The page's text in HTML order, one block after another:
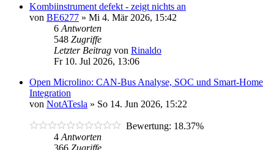
Kombiinstrument defekt - zeigt nichts an
von BE6277 » Mi 4. Mär 2026, 15:42
6 Antworten
548 Zugriffe
Letzter Beitrag von Rinaldo
Fr 10. Jul 2026, 13:06
Open Microlino: CAN-Bus Analyse, SOC und Smart-Home
Integration
von NotATesla » So 14. Jun 2026, 15:22
Bewertung: 18.37%
4 Antworten
366 Zugriffe